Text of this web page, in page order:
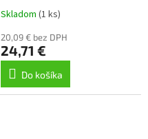
toaletný papier
Skladom (1 ks)
20,09 € bez DPH
24,71 €
Do košíka